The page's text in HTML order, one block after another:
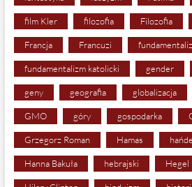
film Kler filozofia Filozofia
Francja Francuzi
fundamentalizm katolicki gender
geny geografia globalizacja
GMO góry gospodarka
Grzegorz Roman Hamas
Hanna Bakuła hebrajski Hegel